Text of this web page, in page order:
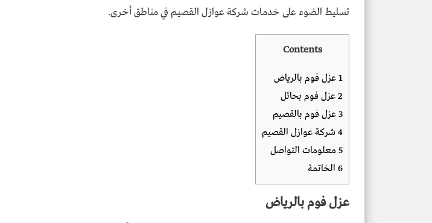
تسليط الضوء على خدمات شركة عوازل القصيم في مناطق أخرى.
Contents
1عزل فوم بالرياض
2عزل فوم بحائل
3عزل فوم بالقصيم
4 شركة عوازل القصيم
5 معلومات التواصل
6 الخاتمة
عزل فوم بالرياض